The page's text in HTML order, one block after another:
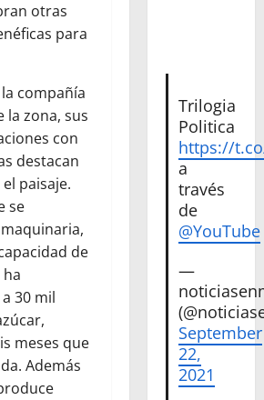
otras
para
la compañía
la zona, sus
con
destacan
paisaje.
se
de
30 mil
meses que
Además
Trilogia
Politica
https://
a
través
de
@YouTube
—
September
22,
2021